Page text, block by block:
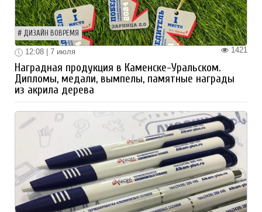
ДИЗАЙН ВОВРЕМЯ
1421
12:08 | 7 июля
Наградная продукция в Каменске-Уральском.
Дипломы, медали, вымпелы, памятные награды
из акрила дерева